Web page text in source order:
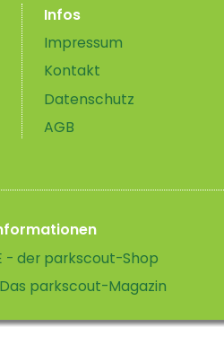
Infos
Impressum
Kontakt
Datenschutz
AGB
- der parkscout-Shop
parkscout-Magazin